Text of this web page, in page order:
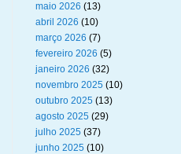
maio 2026 (13)
abril 2026 (10)
março 2026 (7)
fevereiro 2026 (5)
janeiro 2026 (32)
novembro 2025 (10)
outubro 2025 (13)
agosto 2025 (29)
julho 2025 (37)
junho 2025 (10)